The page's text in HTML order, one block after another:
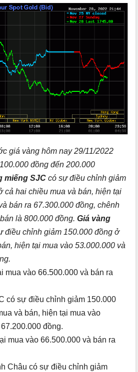
giá vàng hôm nay 29/11/2022
đồng đến 200.000
miếng SJC có sự điều chỉnh giảm
cả hai chiều mua và bán, hiện tại
bán ra 67.300.000 đồng, chênh
là 800.000 đồng. Giá vàng
điều chỉnh giảm 150.000 đồng ở
hiện tại mua vào 53.000.000 và
mua vào 66.500.000 và bán ra
có sự điều chỉnh giảm 150.000
và bán, hiện tại mua vào
đồng.
mua vào 66.500.000 và bán ra
Châu có sự điều chỉnh giảm